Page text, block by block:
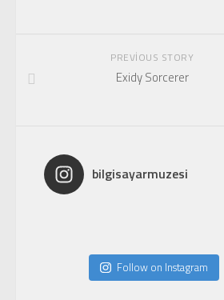
PREVIOUS STORY
Exidy Sorcerer
bilgisayarmuzesi
Follow on Instagram